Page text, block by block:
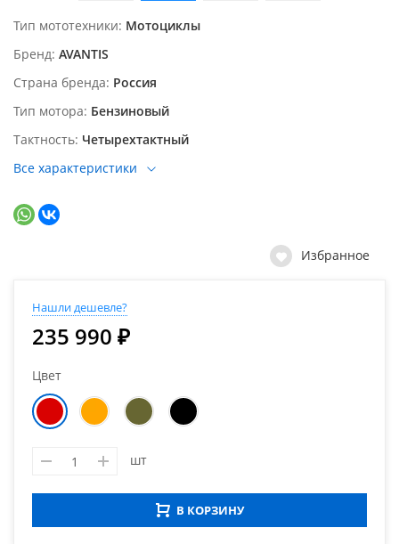
Тип мототехники Мотоциклы
Бренд AVANTIS
Страна бренда Россия
Тип мотора Бензиновый
Тактность Четырехтактный
Все характеристики
Избранное
Нашли дешевле?
235 990 ₽
Цвет
шт
В КОРЗИНУ